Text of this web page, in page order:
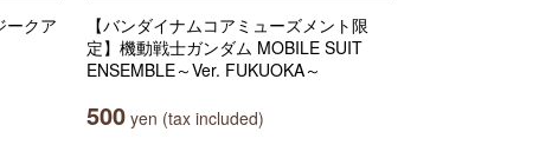
ークア
【バンダイナムコアミューズメント限
定】機動戦士ガンダム MOBILE SUIT
ENSEMBLE～Ver. FUKUOKA～
500 yen (tax included)